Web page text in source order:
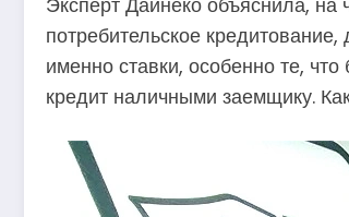
потребительское
именно ставки, особенно те,
кредит наличными заемщику.